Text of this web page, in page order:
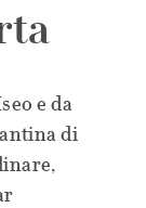
e da
di